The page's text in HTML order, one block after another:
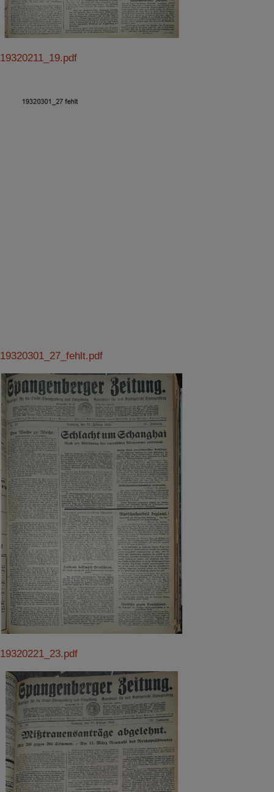
19320211_19.pdf
19320301_27_fehlt.pdf
19320221_23.pdf